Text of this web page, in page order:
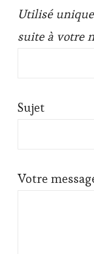
Utilisé
suite à votre
Sujet
Votre